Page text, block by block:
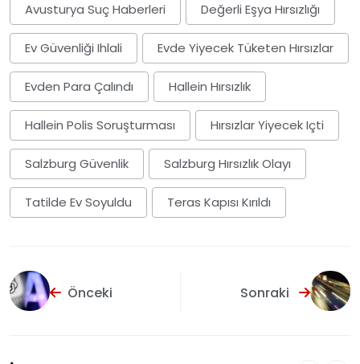
Avusturya Suç Haberleri Değerli Eşya Hırsızlığı
Ev Güvenliği Ihlali Evde Yiyecek Tüketen Hırsızlar
Evden Para Çalındı Hallein Hırsızlık
Hallein Polis Soruşturması Hırsızlar Yiyecek Içti
Salzburg Güvenlik Salzburg Hırsızlık Olayı
Tatilde Ev Soyuldu Teras Kapısı Kırıldı
Önceki Sonraki